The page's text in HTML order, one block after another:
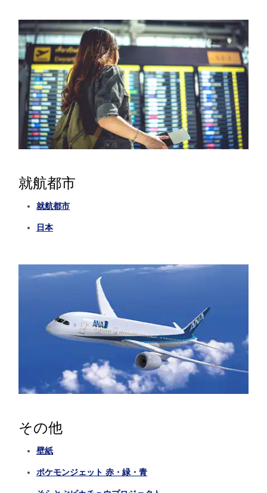
就航都市
就航都市
日本
その他
壁紙
ポケモンジェット 赤・緑・青